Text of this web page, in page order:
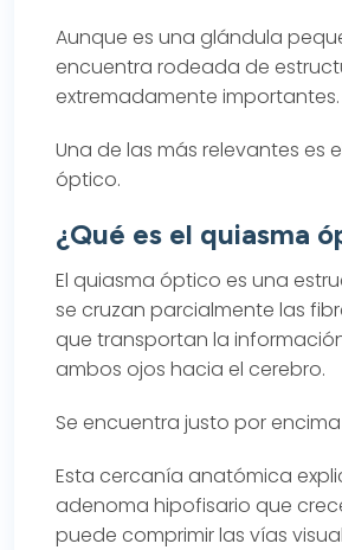
Aunque es una glándula
encuentra rodeada de
extremadamente importantes.
Una de las más relevantes es
óptico.
¿Qué es el quiasma
El quiasma óptico es una
se cruzan parcialmente las
que transportan la
ambos ojos hacia el cerebro.
Se encuentra justo por
Esta cercanía anatómica
adenoma hipofisario que
puede comprimir las vías